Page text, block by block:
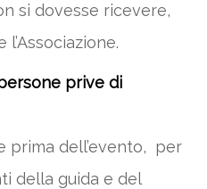
si dovesse ricevere,
prive di
prima dell’evento, per
della guida e del